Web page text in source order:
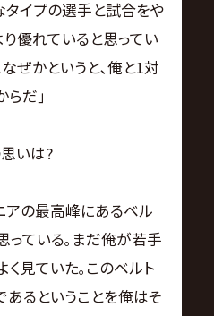
タイプの選手と試合をや
優れていると思ってい
ぜかというと､俺と1対
らだ｣
思いは?
の最高峰にあるベル
っている｡まだ俺が若手
見ていた｡このベルト
るということを俺はそ